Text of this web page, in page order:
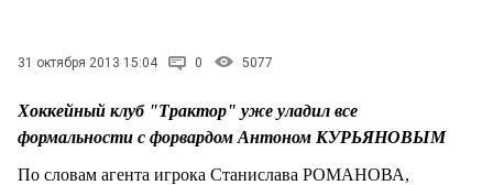
СТИЛЬ ЖИЗНИ
31 октября 2013 15:04 0 5077
Хоккейный клуб "Трактор" уже уладил все
формальности с форвардом Антоном КУРЬЯНОВЫМ
По словам агента игрока Станислава РОМАНОВА,